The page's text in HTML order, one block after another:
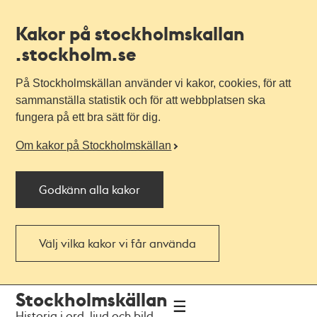
Kakor på stockholmskallan
.stockholm.se
På Stockholmskällan använder vi kakor, cookies, för att
sammanställa statistik och för att webbplatsen ska
fungera på ett bra sätt för dig.
Om kakor på Stockholmskällan
Godkänn alla kakor
Välj vilka kakor vi får använda
navigationen
huvudinnehållet
Stockholmskällan